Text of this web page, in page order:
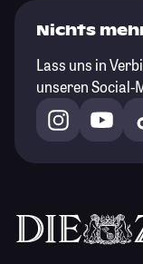
Nichts
Lass uns in
unseren Social-